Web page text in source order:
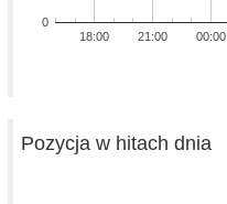
18:00 21:00 00:00
0
Pozycja w hitach dnia